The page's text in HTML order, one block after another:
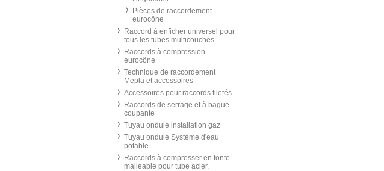
Pièces de raccordement
eurocône
Raccord à enficher universel pour
tous les tubes multicouches
Raccords à compression
eurocône
Technique de raccordement
Mepla et accessoires
Accessoires pour raccords filetés
Raccords de serrage et à bague
coupante
Tuyau ondulé installation gaz
Tuyau ondulé Système d'eau
potable
Raccords à compresser en fonte
malléable pour tube acier,